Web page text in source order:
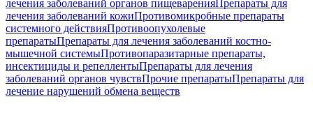
лечения заболеваний органов пищеваренияПрепараты для
лечения заболеваний кожиПротивомикробные препараты
системного действияПротивоопухолевые
препаратыПрепараты для лечения заболеваний костно-
мышечной системыПротивопаразитарные препараты,
инсектициды и репеллентыПрепараты для лечения
заболеваний органов чувствПрочие препаратыПрепараты для
лечение нарушений обмена веществ